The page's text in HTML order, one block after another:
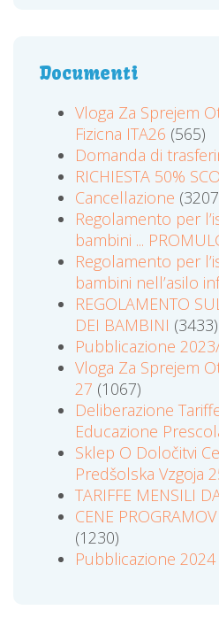
Documenti
Vloga Za Sprejem
Fizicna ITA26 (565)
Domanda di
RICHIESTA 50%
Cancellazione
Regolamento per
bambini ...
Regolamento per
bambini nell’asilo
REGOLAMENTO
DEI BAMBINI (3433)
Pubblicazione
Vloga Za Sprejem
27 (1067)
Deliberazione
Educazione
Sklep O Določitvi
Predšolska Vzgoja
TARIFFE MENSILI
CENE
(1230)
Pubblicazione